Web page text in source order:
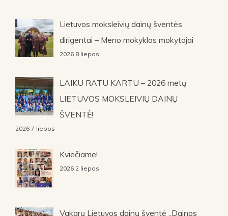
Lietuvos moksleivių dainų šventės
dirigentai – Meno mokyklos mokytojai
2026 8 liepos
LAIKU RATU KARTU – 2026 metų
LIETUVOS MOKSLEIVIŲ DAINŲ
ŠVENTĖ!
2026 7 liepos
Kviečiame!
2026 2 liepos
Vakarų Lietuvos dainų šventė „Dainos